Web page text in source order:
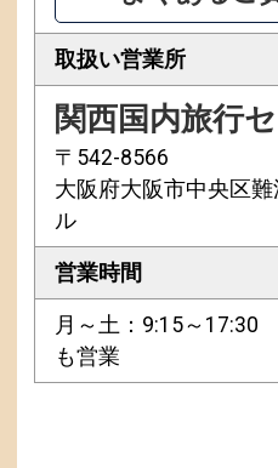
取扱い営業所
関西国内旅行
〒542-8566
大阪府大阪市中央区
ル
営業時間
月～土：9:15～
も営業